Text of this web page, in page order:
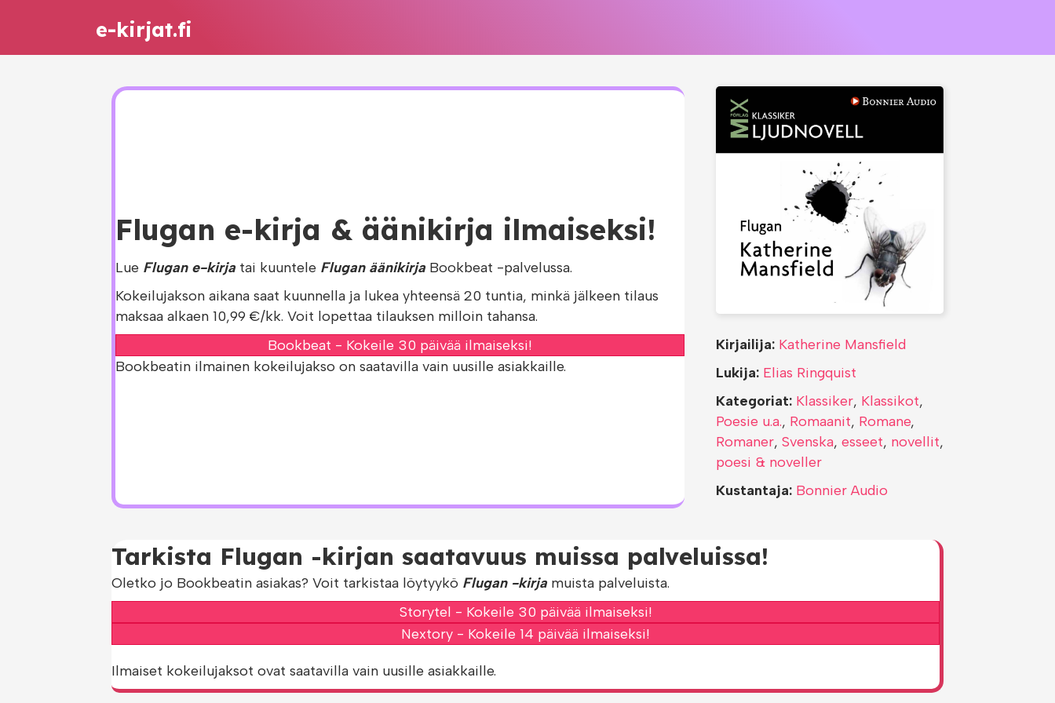
e-kirjat.fi
Flugan e-kirja & äänikirja ilmaiseksi!
Lue Flugan e-kirja tai kuuntele Flugan äänikirja Bookbeat -palvelussa.
Kokeilujakson aikana saat kuunnella ja lukea yhteensä 20 tuntia, minkä jälkeen tilaus
maksaa alkaen 10,99 €/kk. Voit lopettaa tilauksen milloin tahansa.
Bookbeat - Kokeile 30 päivää ilmaiseksi!
Bookbeatin ilmainen kokeilujakso on saatavilla vain uusille asiakkaille.
Kirjailija: Katherine Mansfield
Lukija: Elias Ringquist
Kategoriat: Klassiker, Klassikot,
Poesie u.a., Romaanit, Romane,
Romaner, Svenska, esseet, novellit,
poesi & noveller
Kustantaja: Bonnier Audio
Tarkista Flugan -kirjan saatavuus muissa palveluissa!
Oletko jo Bookbeatin asiakas? Voit tarkistaa löytyykö Flugan -kirja muista palveluista.
Storytel - Kokeile 30 päivää ilmaiseksi!
Nextory - Kokeile 14 päivää ilmaiseksi!
Ilmaiset kokeilujaksot ovat saatavilla vain uusille asiakkaille.